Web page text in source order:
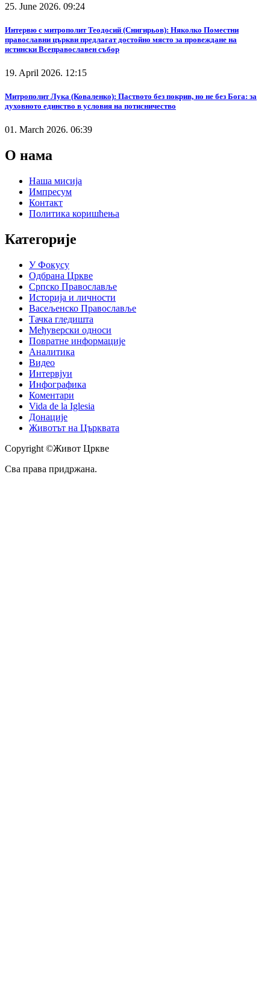
25. June 2026. 09:24
Интервю с митрополит Теодосий (Снигирьов): Няколко Поместни
православни църкви предлагат достойно място за провеждане на
истински Всеправославен събор
19. April 2026. 12:15
Митрополит Лука (Коваленко): Паството без покрив, но не без Бога: за
духовното единство в условия на потисничество
01. March 2026. 06:39
О нама
Наша мисија
Импресум
Контакт
Политика коришћења
Категорије
У Фокусу
Одбрана Цркве
Српско Православље
Историја и личности
Васељенско Православље
Тачка гледишта
Међуверски односи
Повратне информације
Аналитика
Видео
Интервјуи
Инфографика
Коментари
Vida de la Iglesia
Донације
Животът на Църквата
Copyright ©Живот Цркве
Сва права придржана.